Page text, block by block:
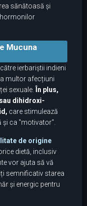
sănătoasă și
Mucuna
ierbariștii indieni
multor afecțiuni
sexuale. În plus,
dihidroxi-
care stimulează
și ca "motivator".
de origine
dietă, inclusiv
vor ajuta să vă
semnificativ starea
și energic pentru